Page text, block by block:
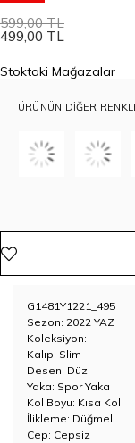
599,00 TL
499,00 TL
Stoktaki Mağazalar
ÜRÜNÜN DIĞER
G1481Y1221_495
Sezon: 2022 YAZ
Koleksiyon:
Kalıp: Slim
Desen: Düz
Yaka: Spor Yaka
Kol Boyu: Kısa Kol
İlikleme: Düğmeli
Cep: Cepsiz